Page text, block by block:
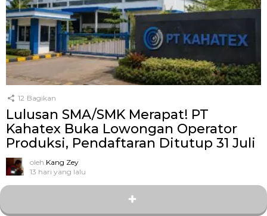
12 Bagikan
Lulusan SMA/SMK Merapat! PT
Kahatex Buka Lowongan Operator
Produksi, Pendaftaran Ditutup 31 Juli
oleh Kang Zey
13 hari yang lalu